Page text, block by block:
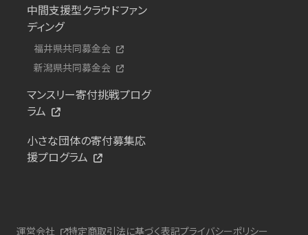
中間支援型クラウドファン
ディング
福井県共同募金会
新潟県共同募金会
マンスリー寄付挑戦プログ
ラム
小さな団体の寄付募集応
援プログラム
運営会社 特定商取引法に基づく表記プライバシーポリシー